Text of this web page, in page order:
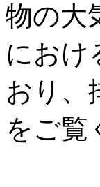
物の大
におけ
おり、
をご覧